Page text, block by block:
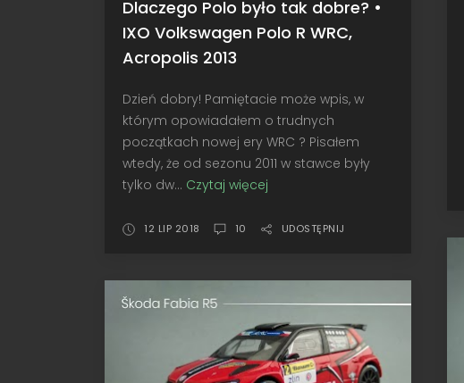
Dlaczego Polo było tak dobre? •
IXO Volkswagen Polo R WRC,
Acropolis 2013
Dzień dobry! Pamiętacie może wpis, w
którym opowiadałem o trudnych
początkach nowej ery WRC ? Pisałem
wtedy, że od sezonu 2011 w stawce były
tylko dw... Czytaj więcej
było
Volkswagen
Polo
R
12 LIP 2018 10 UDOSTĘPNIJ